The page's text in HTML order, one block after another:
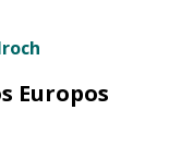
Europos